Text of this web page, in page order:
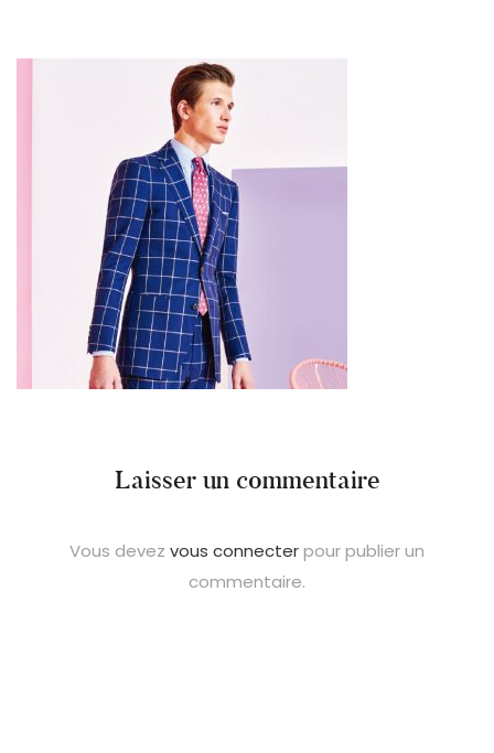
Laisser un commentaire
Vous devez vous connecterpour publier un
commentaire.